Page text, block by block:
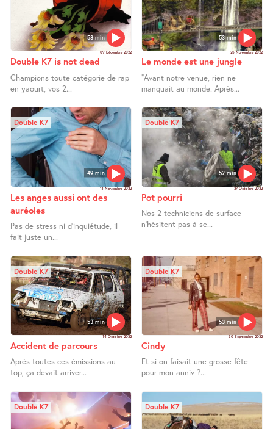
53 min
09 Décembre 2022
Double K7 is not dead
Champions toute catégorie de rap
en yaourt, vos 2...
53 min
25 Novembre 2022
Le monde est une jungle
"Avant notre venue, rien ne
manquait au monde. Après...
49 min
Double K7
11 Novembre 2022
Les anges aussi ont des
auréoles
Pas de stress ni d’inquiétude, il
fait juste un...
52 min
Double K7
27 Octobre 2022
Pot pourri
Nos 2 techniciens de surface
n’hésitent pas à se...
53 min
Double K7
14 Octobre 2022
Accident de parcours
Après toutes ces émissions au
top, ça devait arriver...
53 min
Double K7
30 Septembre 2022
Cindy
Et si on faisait une grosse fête
pour mon anniv ?...
Double K7 Double K7